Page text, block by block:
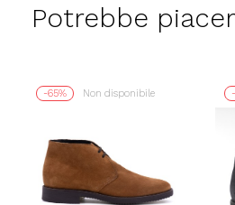
Potrebbe
-65% Non disponibile